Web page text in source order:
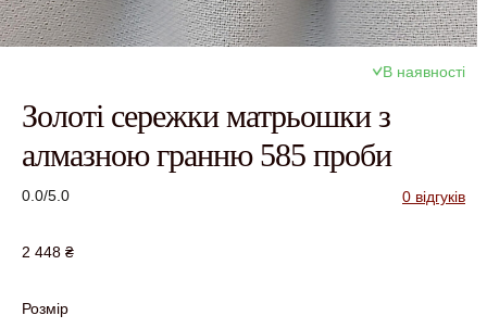
В наявності
Золоті сережки матрьошки з
алмазною гранню 585 проби
0.0/5.0 0 відгуків
2 448 ₴
Розмір